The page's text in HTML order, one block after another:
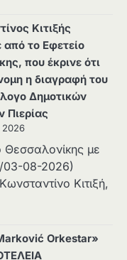
Κιτιξής
από το Εφετείο
που έκρινε ότι
η διαγραφή του
Δημοτικών
2026
Θεσσαλονίκης με
03-08-2026)
Κιτιξή,
Orkestar»